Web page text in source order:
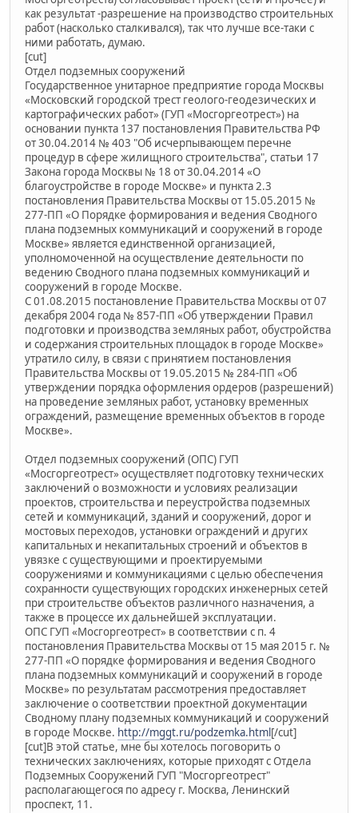
как результат -разрешение на производство строительных
работ (насколько сталкивался), так что лучше все-таки с
ними работать, думаю.
[cut]
Отдел подземных сооружений
Государственное унитарное предприятие города Москвы
«Московский городской трест геолого-геодезических и
картографических работ» (ГУП «Мосгоргеотрест») на
основании пункта 137 постановления Правительства РФ
от 30.04.2014 № 403 "Об исчерпывающем перечне
процедур в сфере жилищного строительства", статьи 17
Закона города Москвы № 18 от 30.04.2014 «О
благоустройстве в городе Москве» и пункта 2.3
постановления Правительства Москвы от 15.05.2015 №
277-ПП «О Порядке формирования и ведения Сводного
плана подземных коммуникаций и сооружений в городе
Москве» является единственной организацией,
уполномоченной на осуществление деятельности по
ведению Сводного плана подземных коммуникаций и
сооружений в городе Москве.
C 01.08.2015 постановление Правительства Москвы от 07
декабря 2004 года № 857-ПП «Об утверждении Правил
подготовки и производства земляных работ, обустройства
и содержания строительных площадок в городе Москве»
утратило силу, в связи с принятием постановления
Правительства Москвы от 19.05.2015 № 284-ПП «Об
утверждении порядка оформления ордеров (разрешений)
на проведение земляных работ, установку временных
ограждений, размещение временных объектов в городе
Москве».
Отдел подземных сооружений (ОПС) ГУП
«Мосгоргеотрест» осуществляет подготовку технических
заключений о возможности и условиях реализации
проектов, строительства и переустройства подземных
сетей и коммуникаций, зданий и сооружений, дорог и
мостовых переходов, установки ограждений и других
капитальных и некапитальных строений и объектов в
увязке с существующими и проектируемыми
сооружениями и коммуникациями с целью обеспечения
сохранности существующих городских инженерных сетей
при строительстве объектов различного назначения, а
также в процессе их дальнейшей эксплуатации.
ОПС ГУП «Мосгоргеотрест» в соответствии с п. 4
постановления Правительства Москвы от 15 мая 2015 г. №
277-ПП «О порядке формирования и ведения Сводного
плана подземных коммуникаций и сооружений в городе
Москве» по результатам рассмотрения предоставляет
заключение о соответствии проектной документации
Сводному плану подземных коммуникаций и сооружений
в городе Москве. http://mggt.ru/podzemka.html [/cut]
[cut]В этой статье, мне бы хотелось поговорить о
технических заключениях, которые приходят с Отдела
Подземных Сооружений ГУП "Мосгоргеотрест"
располагающегося по адресу г. Москва, Ленинский
проспект, 11.